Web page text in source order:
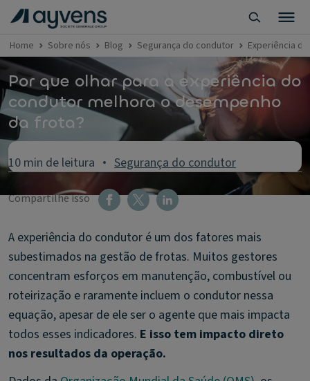
Home Sobre nós Blog Segurança do condutor Experiência
Por que olhar para a experiência do
condutor melhora o desempenho
da frota?
10 min de leitura Segurança do condutor
Compartilhe isso
A experiência do condutor é um dos fatores mais
subestimados na gestão de frotas. Muitos gestores
concentram esforços em manutenção, combustível ou
roteirização e raramente incluem o condutor nessa
equação, apesar de ele ser o agente que mais impacta
todos esses indicadores. E isso tem impacto direto
nos resultados da operação.